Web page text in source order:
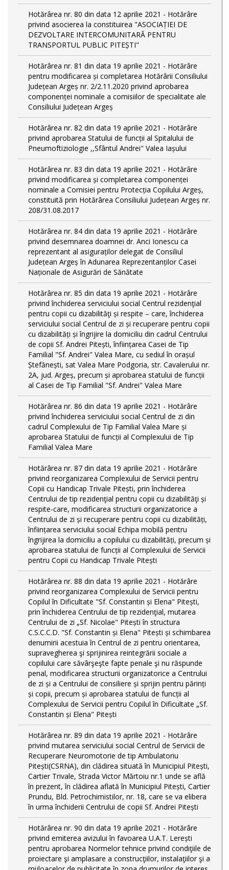
Hotărârea nr. 80 din data 12 aprilie 2021 - Hotărâre
privind asocierea la constituirea "ASOCIAȚIEI DE
DEZVOLTARE INTERCOMUNITARĂ PENTRU
TRANSPORTUL PUBLIC PITEȘTI"
Hotărârea nr. 81 din data 19 aprilie 2021 - Hotărâre
pentru modificarea și completarea Hotărârii Consiliului
Județean Argeș nr. 2/2.11.2020 privind aprobarea
componenței nominale a comisiilor de specialitate ale
Consiliului Județean Argeș
Hotărârea nr. 82 din data 19 aprilie 2021 - Hotărâre
privind aprobarea Statului de funcții al Spitalului de
Pneumoftiziologie ,,Sfântul Andrei" Valea Iașului
Hotărârea nr. 83 din data 19 aprilie 2021 - Hotărâre
privind modificarea și completarea componenței
nominale a Comisiei pentru Protecția Copilului Argeș,
constituită prin Hotărârea Consiliului Județean Argeș nr.
208/31.08.2017
Hotărârea nr. 84 din data 19 aprilie 2021 - Hotărâre
privind desemnarea doamnei dr. Anci Ionescu ca
reprezentant al asiguraților delegat de Consiliul
Județean Argeș în Adunarea Reprezentanților Casei
Naționale de Asigurări de Sănătate
Hotărârea nr. 85 din data 19 aprilie 2021 - Hotărâre
privind închiderea serviciului social Centrul rezidenţial
pentru copii cu dizabilităţi și respite – care, închiderea
serviciului social Centrul de zi și recuperare pentru copii
cu dizabilități și îngrijire la domiciliu din cadrul Centrului
de copii Sf. Andrei Pitești, înființarea Casei de Tip
Familial "Sf. Andrei" Valea Mare, cu sediul în orașul
Ștefănești, sat Valea Mare Podgoria, str. Cavalerului nr.
2A, jud. Argeș, precum și aprobarea statului de funcții
al Casei de Tip Familial "Sf. Andrei" Valea Mare
Hotărârea nr. 86 din data 19 aprilie 2021 - Hotărâre
privind închiderea serviciului social Centrul de zi din
cadrul Complexului de Tip Familial Valea Mare și
aprobarea Statului de funcții al Complexului de Tip
Familial Valea Mare
Hotărârea nr. 87 din data 19 aprilie 2021 - Hotărâre
privind reorganizarea Complexului de Servicii pentru
Copii cu Handicap Trivale Pitești, prin închiderea
Centrului de tip rezidenţial pentru copii cu dizabilităţi și
respite-care, modificarea structurii organizatorice a
Centrului de zi și recuperare pentru copii cu dizabilități,
înființarea serviciului social Echipa mobilă pentru
îngrijirea la domiciliu a copilului cu dizabilități, precum și
aprobarea statului de funcții al Complexului de Servicii
pentru Copii cu Handicap Trivale Pitești
Hotărârea nr. 88 din data 19 aprilie 2021 - Hotărâre
privind reorganizarea Complexului de Servicii pentru
Copilul în Dificultate "Sf. Constantin și Elena" Pitești,
prin închiderea Centrului de tip rezidenţial, mutarea
Centrului de zi „Sf. Nicolae" Pitești în structura
C.S.C.C.D. "Sf. Constantin și Elena" Pitești și schimbarea
denumirii acestuia în Centrul de zi pentru orientarea,
supravegherea şi sprijinirea reintegrării sociale a
copilului care săvârşeşte fapte penale şi nu răspunde
penal, modificarea structurii organizatorice a Centrului
de zi și a Centrului de consiliere și sprijin pentru părinți
și copii, precum și aprobarea statului de funcții al
Complexului de Servicii pentru Copilul în Dificultate „Sf.
Constantin și Elena" Pitești
Hotărârea nr. 89 din data 19 aprilie 2021 - Hotărâre
privind mutarea serviciului social Centrul de Servicii de
Recuperare Neuromotorie de tip Ambulatoriu
Pitești(CSRNA), din clădirea situată în Municipiul Pitești,
Cartier Trivale, Strada Victor Mărtoiu nr.1 unde se află
în prezent, în clădirea aflată în Municipiul Pitești, Cartier
Prundu, Bld. Petrochimistilor, nr. 18, care se va elibera
în urma închiderii Centrului de copii Sf. Andrei Pitești
Hotărârea nr. 90 din data 19 aprilie 2021 - Hotărâre
privind emiterea avizului în favoarea U.A.T. Lerești
pentru aprobarea Normelor tehnice privind condiţiile de
proiectare şi amplasare a construcţiilor, instalaţiilor şi a